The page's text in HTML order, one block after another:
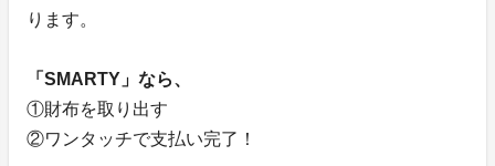
ります。
「SMARTY」なら、
①財布を取り出す
②ワンタッチで支払い完了！